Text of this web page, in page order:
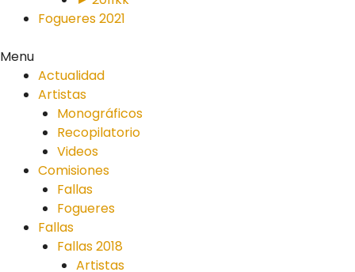
Fogueres 2021
Menu
Actualidad
Artistas
Monográficos
Recopilatorio
Videos
Comisiones
Fallas
Fogueres
Fallas
Fallas 2018
Artistas